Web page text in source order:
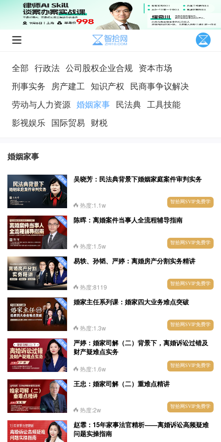
全部 行政法 公司股权企业合规 资本市场
刑事实务 房产建工 知识产权 民商事争议解决
劳动与人力资源 婚姻家事 民法典 工具技能
影视娱乐 国际贸易 财税
婚姻家事
吴晓芳：民法典背景下婚姻家庭案件审判实务
热度:1.1w 智拾网SVIP免费学
陈晖：离婚案件当事人全流程辅导指南
热度:1.5w 智拾网SVIP免费学
易轶、孙韬、严婷：离婚房产分割实务精讲
热度:8119 智拾网SVIP免费学
婚家主任系列课：婚家四大业务难点突破
热度:1.3w 智拾网SVIP免费学
严婷：婚家司解（二）背景下，离婚诉讼过错及
财产疑难点实务
热度:1.6w 智拾网SVIP免费学
王忠：婚家司解（二）重难点精讲
热度:2w 智拾网SVIP免费学
赵霏：15年家事法官精析——离婚诉讼高频疑难
问题实操指南